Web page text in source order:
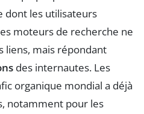
dont les utilisateurs
moteurs de recherche ne
liens, mais répondant
des internautes. Les
organique mondial a déjà
notamment pour les